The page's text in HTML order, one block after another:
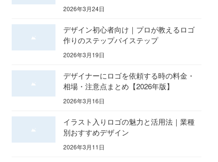
2026年3月24日
デザイン初心者向け｜プロが教えるロゴ
作りのステップバイステップ
2026年3月19日
デザイナーにロゴを依頼する時の料金・
相場・注意点まとめ【2026年版】
2026年3月16日
イラスト入りロゴの魅力と活用法｜業種
別おすすめデザイン
2026年3月11日